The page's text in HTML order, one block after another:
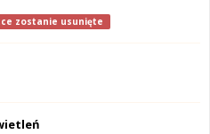
zostanie usunięte